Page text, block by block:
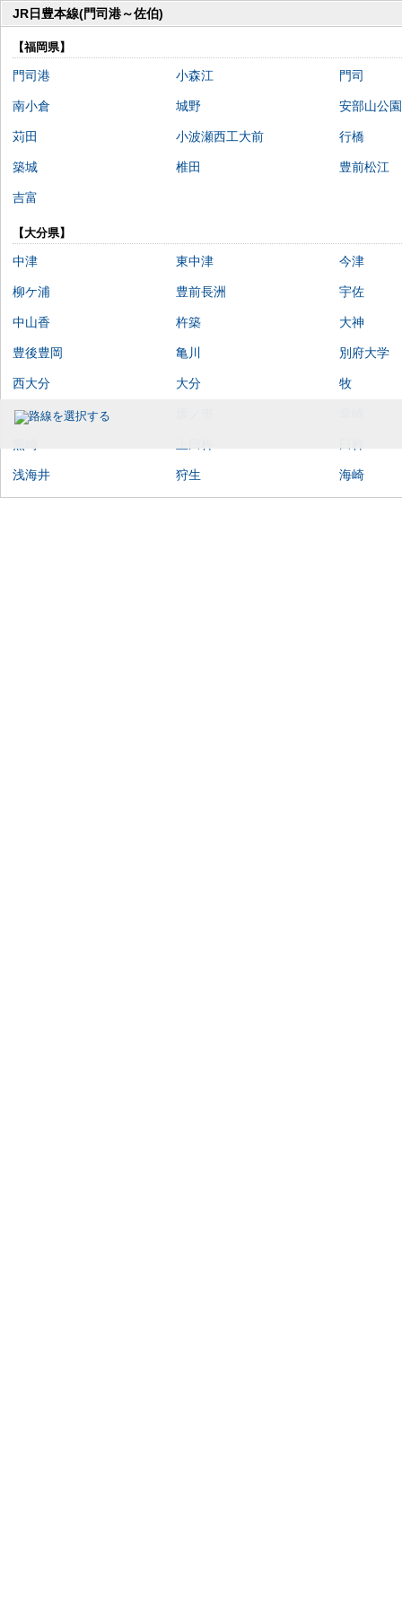
JR日豊本線(門司港～佐伯)
【福岡県】
門司港 小森江 門司
南小倉 城野 安部山公園
苅田 小波瀬西工大前 行橋
築城 椎田 豊前松江
吉富
【大分県】
中津 東中津 今津
柳ケ浦 豊前長洲 宇佐
中山香 杵築 大神
豊後豊岡 亀川 別府大学
西大分 大分 牧
大在
浅海井 狩生 海崎